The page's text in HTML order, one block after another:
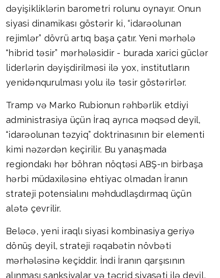
dəyişikliklərin barometri rolunu oynayır. Onun
siyasi dinamikası göstərir ki, “idarəolunan
rejimlər” dövrü artıq başa çatır. Yeni mərhələ
“hibrid təsir” mərhələsidir - burada xarici güclər
liderlərin dəyişdirilməsi ilə yox, institutların
yenidənqurulması yolu ilə təsir göstərirlər.
Tramp və Marko Rubionun rəhbərlik etdiyi
administrasiya üçün İraq ayrıca məqsəd deyil,
“idarəolunan təzyiq” doktrinasının bir elementi
kimi nəzərdən keçirilir. Bu yanaşmada
regiondakı hər böhran nöqtəsi ABŞ-ın birbaşa
hərbi müdaxiləsinə ehtiyac olmadan İranın
strateji potensialını məhdudlaşdırmaq üçün
alətə çevrilir.
Beləcə, yeni iraqlı siyasi kombinasiya geriyə
dönüş deyil, strateji rəqabətin növbəti
mərhələsinə keçiddir. İndi İranın qarşısının
alınması sanksiyalar və təcrid siyasəti ilə deyil,